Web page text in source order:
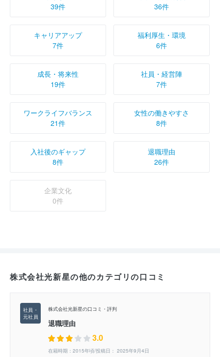
39件
36件
キャリアアップ
7件
福利厚生・環境
6件
成長・将来性
19件
社員・経営陣
7件
ワークライフバランス
21件
女性の働きやすさ
8件
入社後のギャップ
8件
退職理由
26件
企業文化
0件
株式会社光新星の他のカテゴリの口コミ
株式会社光新星の口コミ・評判
退職理由
3.0
在籍時期：2015年頃/投稿日： 2025年9月4日